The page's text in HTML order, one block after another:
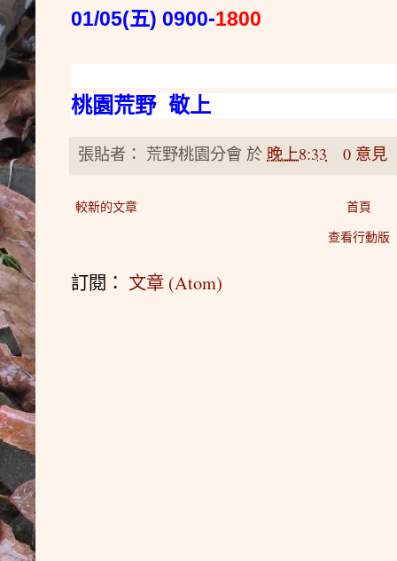
01/05(五) 0900-1800
桃園荒野 敬上
張貼者： 荒野桃園分會 於 晚上8:33 0 意見
較新的文章
首頁
查看行動版
訂閱： 文章 (Atom)